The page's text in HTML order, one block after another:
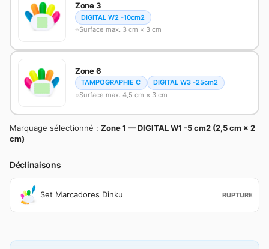
Zone 3
DIGITAL W2 -10cm2
Surface max. 3 cm × 3 cm
Zone 6
TAMPOGRAPHIE C
DIGITAL W3 -25cm2
Surface max. 4,5 cm × 3 cm
Marquage sélectionné : Zone 1 — DIGITAL W1 -5 cm2 (2,5 cm × 2
cm)
Déclinaisons
Set Marcadores Dinku RUPTURE